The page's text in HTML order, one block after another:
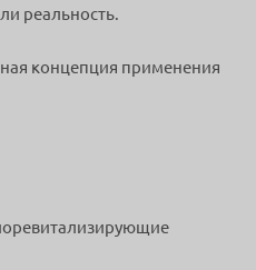
реальность.
концепция применения